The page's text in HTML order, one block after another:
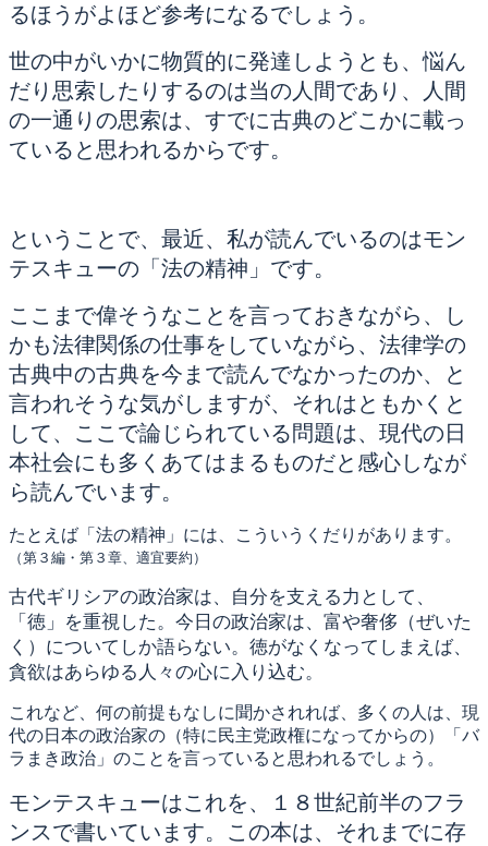
るほうがよほど参考になるでしょう。
世の中がいかに物質的に発達しようとも、悩ん
だり思索したりするのは当の人間であり、人間
の一通りの思索は、すでに古典のどこかに載っ
ていると思われるからです。
ということで、最近、私が読んでいるのはモン
テスキューの「法の精神」です。
ここまで偉そうなことを言っておきながら、し
かも法律関係の仕事をしていながら、法律学の
古典中の古典を今まで読んでなかったのか、と
言われそうな気がしますが、それはともかくと
して、ここで論じられている問題は、現代の日
本社会にも多くあてはまるものだと感心しなが
ら読んでいます。
たとえば「法の精神」には、こういうくだりがあります。
（第３編・第３章、適宜要約）
古代ギリシアの政治家は、自分を支える力として、
「徳」を重視した。今 日の政治家は、富や奢侈（ぜいた
く）についてしか語らない。徳がなくなってしまえば、
貪欲はあらゆる人々の心に入り込む。
これなど、何の前提もなしに聞かされれば、多くの人は、現
代の日本の政治家の（特に民主党政権になってからの）「バ
ラまき政治」のことを言っていると思われるでしょう。
モンテスキューはこれを、１８世紀前半のフラ
ンスで書いています。この本は、それまでに存